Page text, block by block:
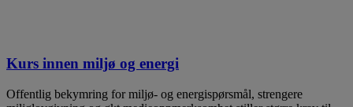
Kurs innen miljø og energi
Offentlig bekymring for miljø- og energispørsmål, strengere